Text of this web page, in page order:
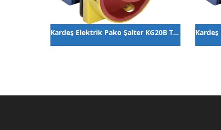
Kardeş Elektrik Pako Şalter KG20B T204/01E